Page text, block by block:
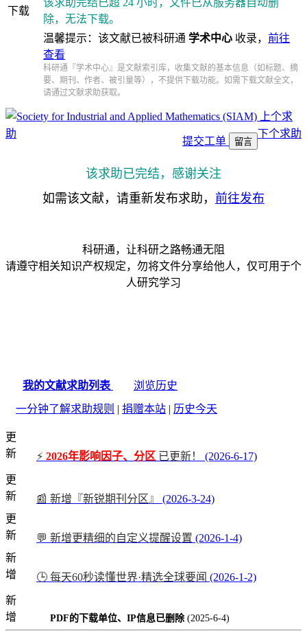
下载
该求助完结已超 24 小时，文件已从服务器自动删
除，无法下载。
温馨提示：该文献已被科研通 学术中心 收录， 前往
查看
科研通『学术中心』是文献索引库，收集文献的基本信息（如标题、摘
要、期刊、作者、被引量等），不提供下载功能。如需下载文献全文，
请通过文献求助获取。
上个求
助
下个求助
提交工单 留言
该求助已完结，感谢关注
如需该文献，请重新发布求助， 前往发布
科研通，让科研之路畅通无阻
请遵守相关知识产权规定，勿将文件分享给他人，仅可用于个
人研究学习
我的文献求助列表
浏览历史
一分钟了解求助规则 | 捐赠本站 | 历史今天
更
新
⚡ 2026年影响因子、分区 已更新！
(2026-6-17)
更
新
📰 新增『新锐期刊分区』
(2026-3-24)
更
新
💬 新增更精细的自定义提醒设置 (2026-1-4)
新
增
🕒 每天60秒读懂世界·精选全球要闻 (2026-1-2)
新
增
PDF的下载单位、IP信息已删除 (2025-6-4)